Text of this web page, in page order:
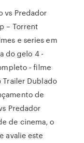
vs Predador
– Torrent
e series em
do gelo 4 -
- filme
Trailer Dublado
de
Predador
de cinema, o
avalie este